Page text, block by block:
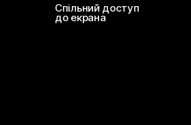
Спільний доступ
до екрана